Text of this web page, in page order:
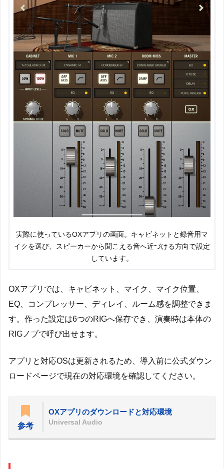
実際に使っているOXアプリの画面。キャビネットと録音用マ
イクを選び、スピーカーから聞こえる音へ近づける方向で設定
しています。
OXアプリでは、キャビネット、マイク、マイク位置、
EQ、コンプレッサー、ディレイ、ルーム感を調整できま
す。作った設定は6つのRIGへ保存でき、演奏時は本体の
RIGノブで呼び出せます。
アプリと対応OSは更新されるため、導入前に公式ダウン
ロードページで現在の対応環境を確認してください。
参考
OXアプリのダウンロードと対応環境
Universal Audio